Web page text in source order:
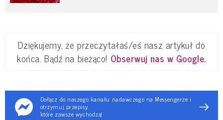
Dziękujemy, że przeczytałaś/eś nasz artykuł do
końca. Bądź na bieżąco! Obserwuj nas w Google.
Dołącz do naszego kanału nadawczego na Messengerze i
otrzymuj przepisy,
które zawsze wychodzą!